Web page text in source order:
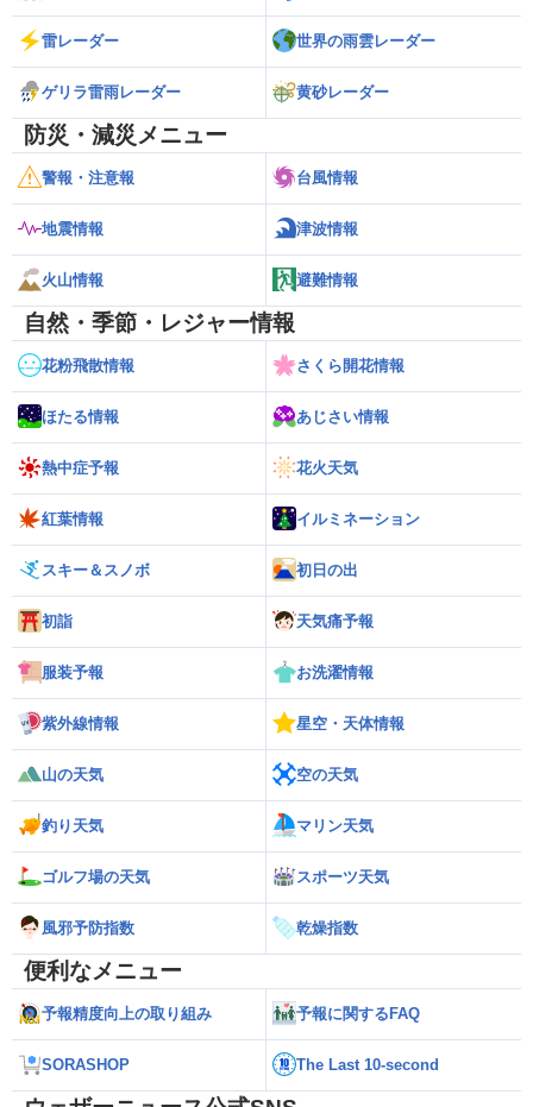
雷レーダー 世界の雨雲レーダー
ゲリラ雷雨レーダー 黄砂レーダー
防災・減災メニュー
警報・注意報 台風情報
地震情報 津波情報
火山情報 避難情報
自然・季節・レジャー情報
花粉飛散情報 さくら開花情報
ほたる情報 あじさい情報
熱中症予報 花火天気
紅葉情報 イルミネーション
スキー＆スノボ 初日の出
初詣 天気痛予報
服装予報 お洗濯情報
紫外線情報 星空・天体情報
山の天気 空の天気
釣り天気 マリン天気
ゴルフ場の天気 スポーツ天気
風邪予防指数 乾燥指数
便利なメニュー
予報精度向上の取り組み 予報に関するFAQ
SORASHOP The Last 10-second